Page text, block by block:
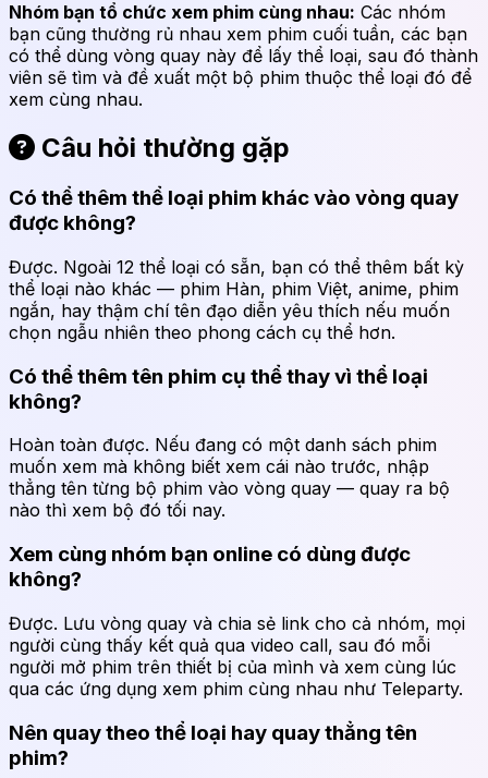
Nhóm bạn tổ chức xem phim cùng nhau: Các nhóm
bạn cũng thường rủ nhau xem phim cuối tuần, các bạn
có thể dùng vòng quay này để lấy thể loại, sau đó thành
viên sẽ tìm và đề xuất một bộ phim thuộc thể loại đó để
xem cùng nhau.
Câu hỏi thường gặp
Có thể thêm thể loại phim khác vào vòng quay
được không?
Được. Ngoài 12 thể loại có sẵn, bạn có thể thêm bất kỳ
thể loại nào khác — phim Hàn, phim Việt, anime, phim
ngắn, hay thậm chí tên đạo diễn yêu thích nếu muốn
chọn ngẫu nhiên theo phong cách cụ thể hơn.
Có thể thêm tên phim cụ thể thay vì thể loại
không?
Hoàn toàn được. Nếu đang có một danh sách phim
muốn xem mà không biết xem cái nào trước, nhập
thẳng tên từng bộ phim vào vòng quay — quay ra bộ
nào thì xem bộ đó tối nay.
Xem cùng nhóm bạn online có dùng được
không?
Được. Lưu vòng quay và chia sẻ link cho cả nhóm, mọi
người cùng thấy kết quả qua video call, sau đó mỗi
người mở phim trên thiết bị của mình và xem cùng lúc
qua các ứng dụng xem phim cùng nhau như Teleparty.
Nên quay theo thể loại hay quay thẳng tên
phim?